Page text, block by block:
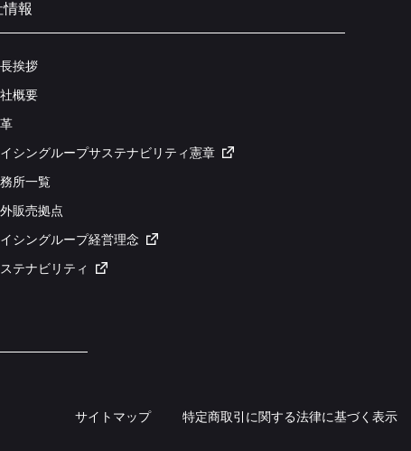
情報
長挨拶
社概要
イシングループサステナビリティ憲章
務所一覧
外販売拠点
イシングループ経営理念
ステナビリティ
サイトマップ 特定商取引に関する法律に基づく表示